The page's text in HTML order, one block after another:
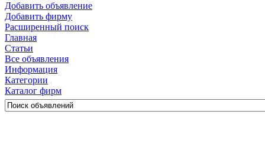
Добавить объявление
Добавить фирму
Расширенный поиск
Главная
Статьи
Все объявления
Информация
Категории
Каталог фирм